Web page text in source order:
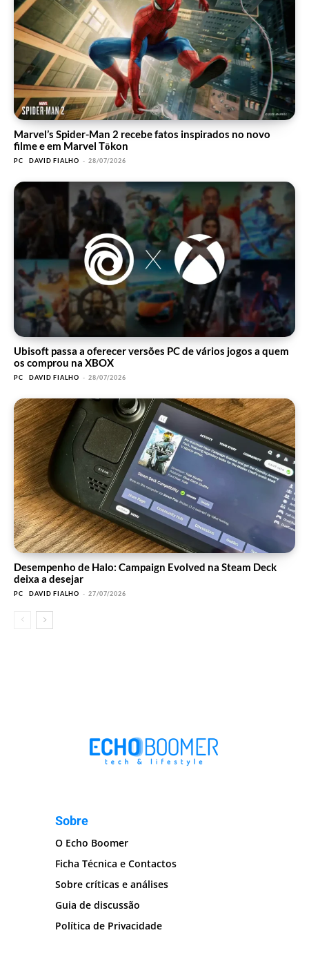
Marvel’s Spider-Man 2 recebe fatos inspirados no novo
filme e em Marvel Tōkon
PC DAVID FIALHO - 28/07/2026
Ubisoft passa a oferecer versões PC de vários jogos a quem
os comprou na XBOX
PC DAVID FIALHO - 28/07/2026
Desempenho de Halo: Campaign Evolved na Steam Deck
deixa a desejar
PC DAVID FIALHO - 27/07/2026
Sobre
O Echo Boomer
Ficha Técnica e Contactos
Sobre críticas e análises
Guia de discussão
Política de Privacidade